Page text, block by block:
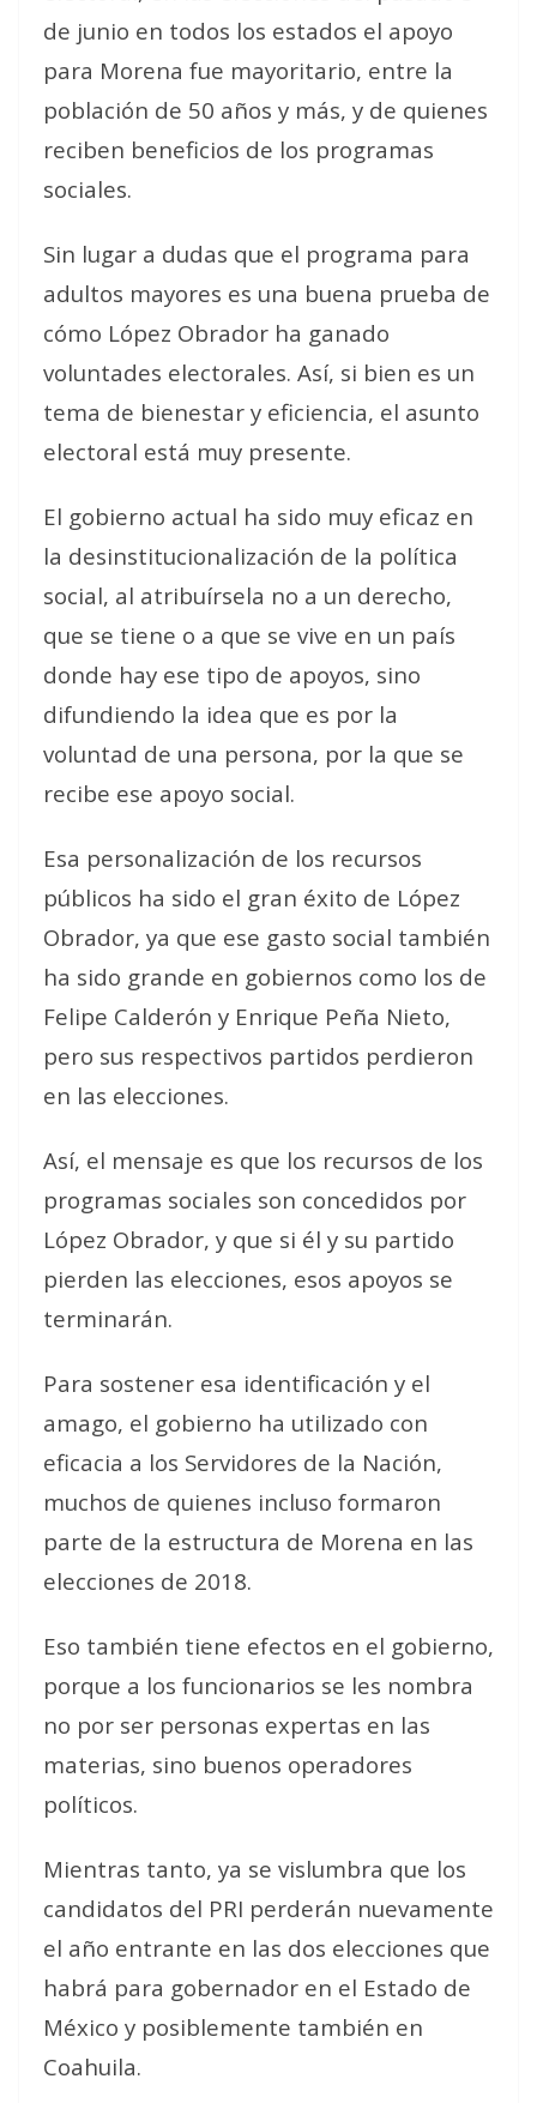
de junio en todos los estados el apoyo
para Morena fue mayoritario, entre la
población de 50 años y más, y de quienes
reciben beneficios de los programas
sociales.
Sin lugar a dudas que el programa para
adultos mayores es una buena prueba de
cómo López Obrador ha ganado
voluntades electorales. Así, si bien es un
tema de bienestar y eficiencia, el asunto
electoral está muy presente.
El gobierno actual ha sido muy eficaz en
la desinstitucionalización de la política
social, al atribuírsela no a un derecho,
que se tiene o a que se vive en un país
donde hay ese tipo de apoyos, sino
difundiendo la idea que es por la
voluntad de una persona, por la que se
recibe ese apoyo social.
Esa personalización de los recursos
públicos ha sido el gran éxito de López
Obrador, ya que ese gasto social también
ha sido grande en gobiernos como los de
Felipe Calderón y Enrique Peña Nieto,
pero sus respectivos partidos perdieron
en las elecciones.
Así, el mensaje es que los recursos de los
programas sociales son concedidos por
López Obrador, y que si él y su partido
pierden las elecciones, esos apoyos se
terminarán.
Para sostener esa identificación y el
amago, el gobierno ha utilizado con
eficacia a los Servidores de la Nación,
muchos de quienes incluso formaron
parte de la estructura de Morena en las
elecciones de 2018.
Eso también tiene efectos en el gobierno,
porque a los funcionarios se les nombra
no por ser personas expertas en las
materias, sino buenos operadores
políticos.
Mientras tanto, ya se vislumbra que los
candidatos del PRI perderán nuevamente
el año entrante en las dos elecciones que
habrá para gobernador en el Estado de
México y posiblemente también en
Coahuila.